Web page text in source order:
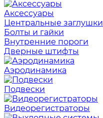
Аксессуары
Центральные заглушки
Болты и гайки
Внутренние пороги
Дверные штифты
Аэродинамика
Подвески
Видеорегистраторы